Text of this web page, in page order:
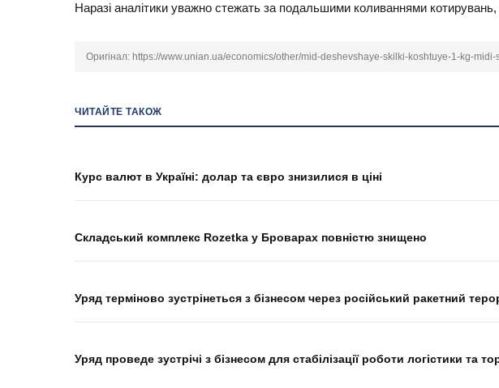
Наразі аналітики уважно стежать за подальшими коливаннями
Оригінал: https://www.unian.ua/economics/other/mid-deshevshaye-skilki-koshtuye-1-kg-
ЧИТАЙТЕ ТАКОЖ
Курс валют в Україні: долар та євро знизилися в ціні
Складський комплекс Rozetka у Броварах повністю знищено
Уряд терміново зустрінеться з бізнесом через російський ракетний
Уряд проведе зустрічі з бізнесом для стабілізації роботи логістики та